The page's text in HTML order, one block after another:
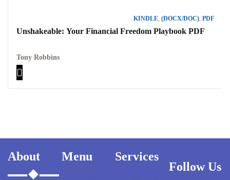
KINDLE, (DOCX/DOC), PDF
Unshakeable: Your Financial Freedom Playbook PDF
Tony Robbins
About Menu Services
Follow Us